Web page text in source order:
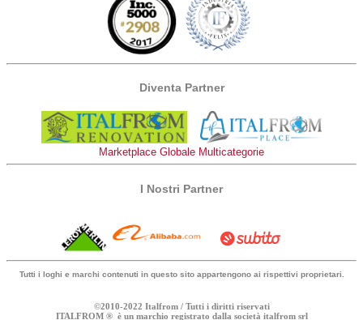
Diventa Partner
Marketplace Globale Multicategorie
I Nostri Partner
Tutti i loghi e marchi contenuti in questo sito appartengono ai rispettivi proprietari.
©2010-2022 Italfrom / Tutti i diritti riservati
ITALFROM ® è un marchio registrato dalla società italfrom srl